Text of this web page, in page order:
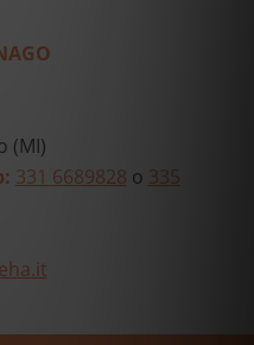
(MI)
331 6689828 o 335